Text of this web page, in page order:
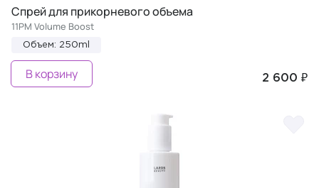
Спрей для прикорневого объема
11PM Volume Boost
Объем: 250ml
2 600 ₽
В корзину